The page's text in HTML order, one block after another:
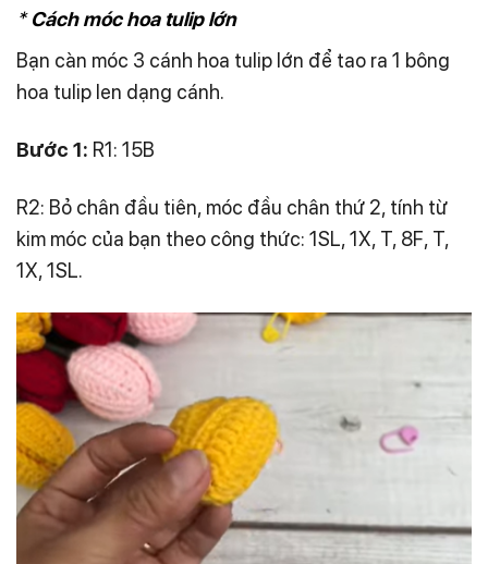
*Cách móc hoa tulip lớn
Bạn càn móc 3 cánh hoa tulip lớn để tao ra 1 bông
hoa tulip len dạng cánh.
Bước 1: R1: 15B
R2: Bỏ chân đầu tiên, móc đầu chân thứ 2, tính từ
kim móc của bạn theo công thức: 1SL, 1X, T, 8F, T,
1X, 1SL.